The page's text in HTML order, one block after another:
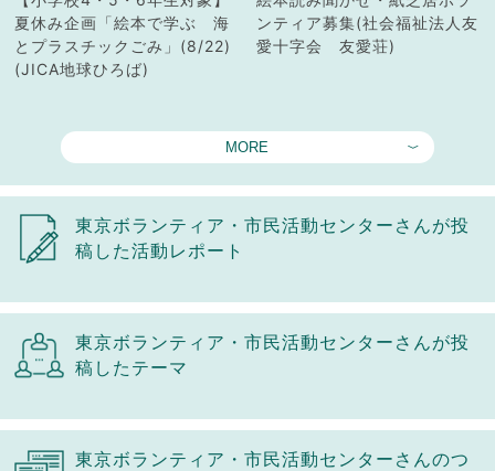
夏休み企画「絵本で学ぶ 海
とプラスチックごみ」(8/22)
(JICA地球ひろば)
ンティア募集(社会福祉法人友
愛十字会 友愛荘)
MORE
東京ボランティア・市民活動センターさんが投
稿した活動レポート
東京ボランティア・市民活動センターさんが投
稿したテーマ
東京ボランティア・市民活動センターさんのつ